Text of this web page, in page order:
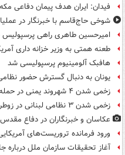
فیدان: ایران هدف پیمان دفاعی
شوخی حاج‌قاسم با خبرنگار در
امیرحسین طاهری راهی
طعنه همتی به وزیر خزانه داری
هافبک آلومینیوم پرسپولیسی شد
یونان به دنبال گسترش حضور
زخمی شدن ۴ شهروند یمنی در حمله مزدوران سعودی
زخمی شدن ۳ نظامی لبنانی در زوطر غربی
عکاسان و خبرنگاران در دفاع مقدس
ورود فرمانده تروریست‌های
آغاز تحقیقات سازمان ملل درباره